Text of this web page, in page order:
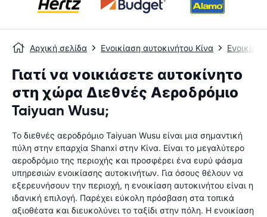
Αρχική σελίδα Ενοικίαση αυτοκινήτου Κίνα
Γιατί να νοικιάσετε αυτοκίνητο
στη χώρα Διεθνές Αεροδρόμιο
Taiyuan Wusu;
Το διεθνές αεροδρόμιο Taiyuan Wusu είναι μια σημαντική
πύλη στην επαρχία Shanxi στην Κίνα. Είναι το μεγαλύτερο
αεροδρόμιο της περιοχής και προσφέρει ένα ευρύ φάσμα
υπηρεσιών ενοικίασης αυτοκινήτων. Για όσους θέλουν να
εξερευνήσουν την περιοχή, η ενοικίαση αυτοκινήτου είναι η
ιδανική επιλογή. Παρέχει εύκολη πρόσβαση στα τοπικά
αξιοθέατα και διευκολύνει το ταξίδι στην πόλη. Η ενοικίαση